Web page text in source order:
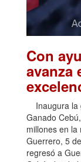
Con
avanza
Inaugura la
Ganado
millones en
Guerrero, 5
regresó a